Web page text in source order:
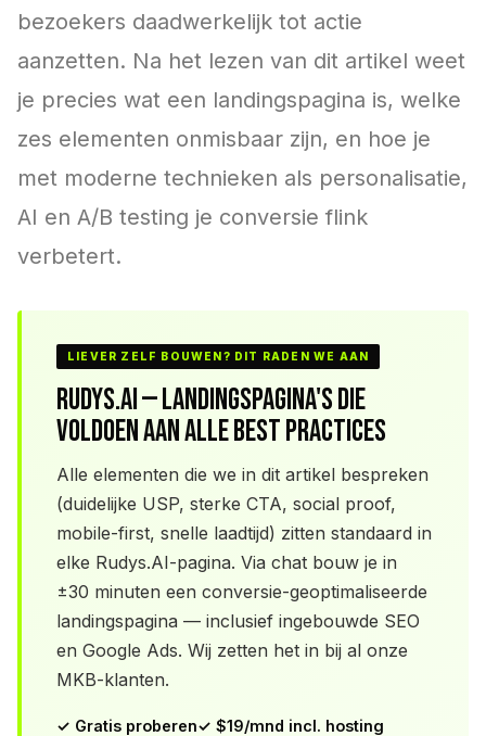
bezoekers daadwerkelijk tot actie
aanzetten. Na het lezen van dit artikel weet
je precies wat een landingspagina is, welke
zes elementen onmisbaar zijn, en hoe je
met moderne technieken als personalisatie,
AI en A/B testing je conversie flink
verbetert.
LIEVER ZELF BOUWEN? DIT RADEN WE AAN
Rudys.AI — Landingspagina's die
voldoen aan alle best practices
Alle elementen die we in dit artikel bespreken
(duidelijke USP, sterke CTA, social proof,
mobile-first, snelle laadtijd) zitten standaard in
elke Rudys.AI-pagina. Via chat bouw je in
±30 minuten een conversie-geoptimaliseerde
landingspagina — inclusief ingebouwde SEO
en Google Ads. Wij zetten het in bij al onze
MKB-klanten.
✓ Gratis proberen✓ $19/mnd incl. hosting